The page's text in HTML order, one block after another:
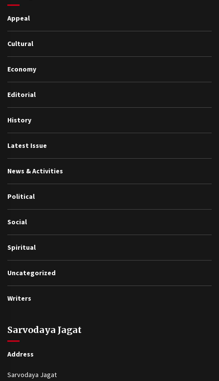
Appeal
Cultural
Economy
Editorial
History
Latest Issue
News & Activities
Political
Social
Spiritual
Uncategorized
Writers
Sarvodaya Jagat
Address
Sarvodaya Jagat